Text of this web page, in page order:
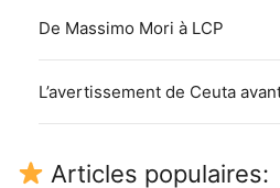
De Massimo Mori à LCP
L’avertissement de Ceuta
Articles populaires: